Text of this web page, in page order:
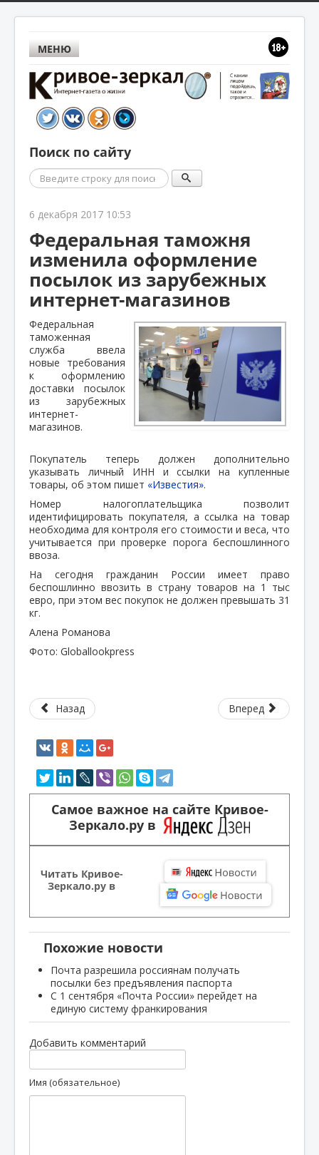
МЕНЮ
Поиск по сайту
Поиск
6 декабря 2017 10:53
Федеральная таможня
изменила оформление
посылок из зарубежных
интернет-магазинов
Федеральная
таможенная
служба ввела
новые требования
к оформлению
доставки посылок
из зарубежных
интернет-
магазинов.
Покупатель теперь должен дополнительно
указывать личный ИНН и ссылки на купленные
товары, об этом пишет «Известия».
Номер налогоплательщика позволит
идентифицировать покупателя, а ссылка на товар
необходима для контроля его стоимости и веса, что
учитывается при проверке порога беспошлинного
ввоза.
На сегодня гражданин России имеет право
беспошлинно ввозить в страну товаров на 1 тыс
евро, при этом вес покупок не должен превышать 31
кг.
Алена Романова
Фото: Globallookpress
Назад Вперед
Самое важное на сайте Кривое-
Зеркало.ру в
Читать Кривое-
Зеркало.ру в
Похожие новости
Почта разрешила россиянам получать
посылки без предъявления паспорта
С 1 сентября «Почта России» перейдет на
единую систему франкирования
Добавить комментарий
Имя (обязательное)